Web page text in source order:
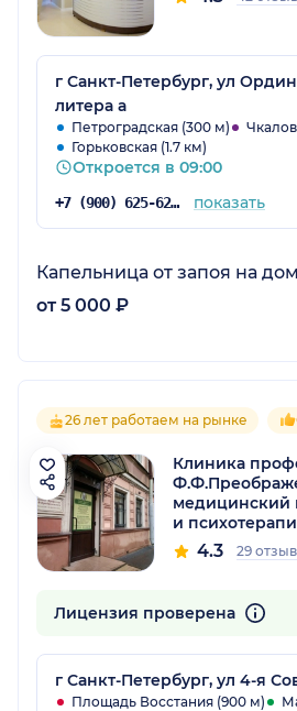
г Санкт-Петербург, ул
литера а
Петроградская (300 м)
Горьковская (1.7 км)
Откроется в 09:00
+7 (900) 625-62-30 показать
Капельница от запоя на
от 5 000 ₽
26 лет работаем на рынке
Клиника
медицинский
и
4.3 29
Лицензия проверена
г Санкт-Петербург, ул 4-я
Площадь Восстания (900 м)